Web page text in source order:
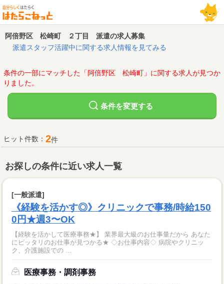
阿倍野区 松崎町 ２丁目 派遣の求人募集
派遣スタッフ活躍中に関する求人情報を見てみる
条件の一部にマッチした「阿倍野区 松崎町」に関する求人が見つか
りました。
条件を変更する
ヒット件数： 2件
お探しの条件に近い求人一覧
[一般派遣]
《経験を活かす◎》クリニックで事務/時給150
0円★週3〜OK
【経験を活かして医療事務★】 業界最大級のお仕事量だから あなた
にピッタリのお仕事が見つかる★ ◇お仕事内容◇ 病院やクリニッ
ク、介護施設での ...
医療事務・調剤事務